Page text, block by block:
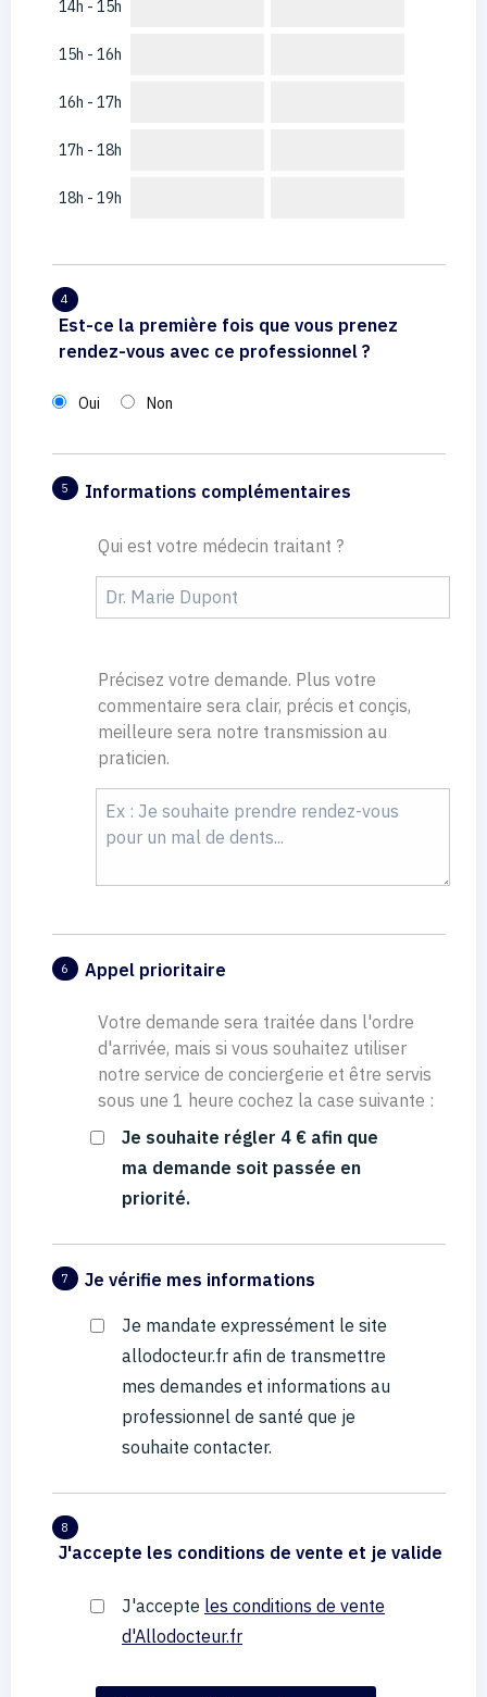
14h - 15h
15h - 16h
16h - 17h
17h - 18h
18h - 19h
4
Est-ce la première fois que vous prenez
rendez-vous avec ce professionnel ?
Oui Non
5 Informations complémentaires
Qui est votre médecin traitant ?
Précisez votre demande. Plus votre
commentaire sera clair, précis et conçis,
meilleure sera notre transmission au
praticien.
6 Appel prioritaire
Votre demande sera traitée dans l'ordre
d'arrivée, mais si vous souhaitez utiliser
notre service de conciergerie et être servis
sous une 1 heure cochez la case suivante :
Je souhaite régler 4 € afin que
ma demande soit passée en
priorité.
7 Je vérifie mes informations
Je mandate expressément le site
allodocteur.fr afin de transmettre
mes demandes et informations au
professionnel de santé que je
souhaite contacter.
8
J'accepte les conditions de vente et je valide
J'accepte les conditions de vente
d'Allodocteur.fr